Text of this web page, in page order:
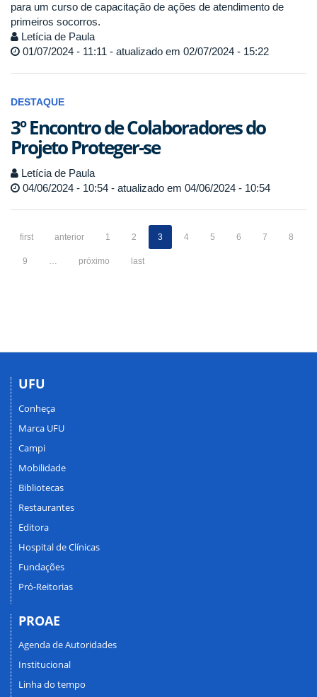
para um curso de capacitação de ações de atendimento de
primeiros socorros.
Letícia de Paula
01/07/2024 - 11:11 - atualizado em 02/07/2024 - 15:22
DESTAQUE
3º Encontro de Colaboradores do
Projeto Proteger-se
Letícia de Paula
04/06/2024 - 10:54 - atualizado em 04/06/2024 - 10:54
first anterior 1 2 3 4 5 6 7 8
9 … próximo last
UFU
Conheça
Marca UFU
Campi
Mobilidade
Bibliotecas
Restaurantes
Editora
Hospital de Clínicas
Fundações
Pró-Reitorias
PROAE
Agenda de Autoridades
Institucional
Linha do tempo